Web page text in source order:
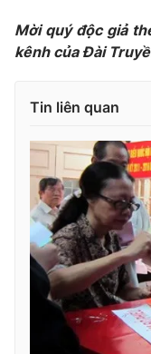
Video
Thị trường 24h
VTV4
VTV9
Liên hệ tòa soạn
Mời quý độc giả
kênh của Đài
Tin liên quan